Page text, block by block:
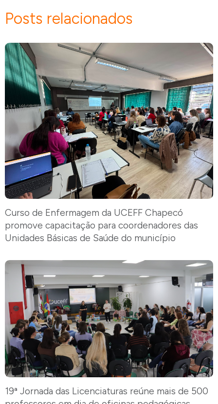
Posts relacionados
Curso de Enfermagem da UCEFF Chapecó
promove capacitação para coordenadores das
Unidades Básicas de Saúde do município
19ª Jornada das Licenciaturas reúne mais de 500